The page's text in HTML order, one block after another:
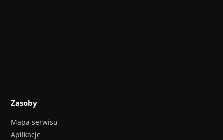
Zasoby
Mapa serwisu
Aplikacje